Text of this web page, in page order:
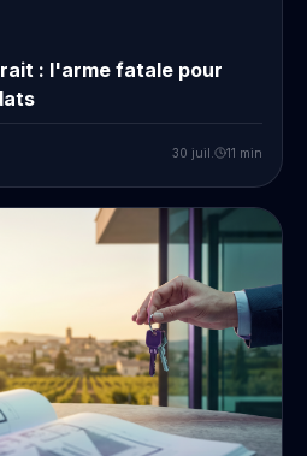
: l'arme fatale pour
30 juil. 11 min